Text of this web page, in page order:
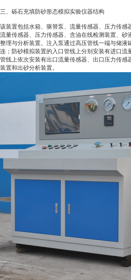
三、砾石充填防砂形态模拟实验仪器结构
该装置包括水箱、驱替泵、流量传感器、压力传感
流量传感器、压力传感器、含油在线检测装置、砂
整理与分析装置。注入泵通过高压管线一端与储液
连；防砂模拟装置的入口管线上分别安装有进口流
管线上依次安装有出口流量传感器、出口压力传感
装置和出砂分析装置。